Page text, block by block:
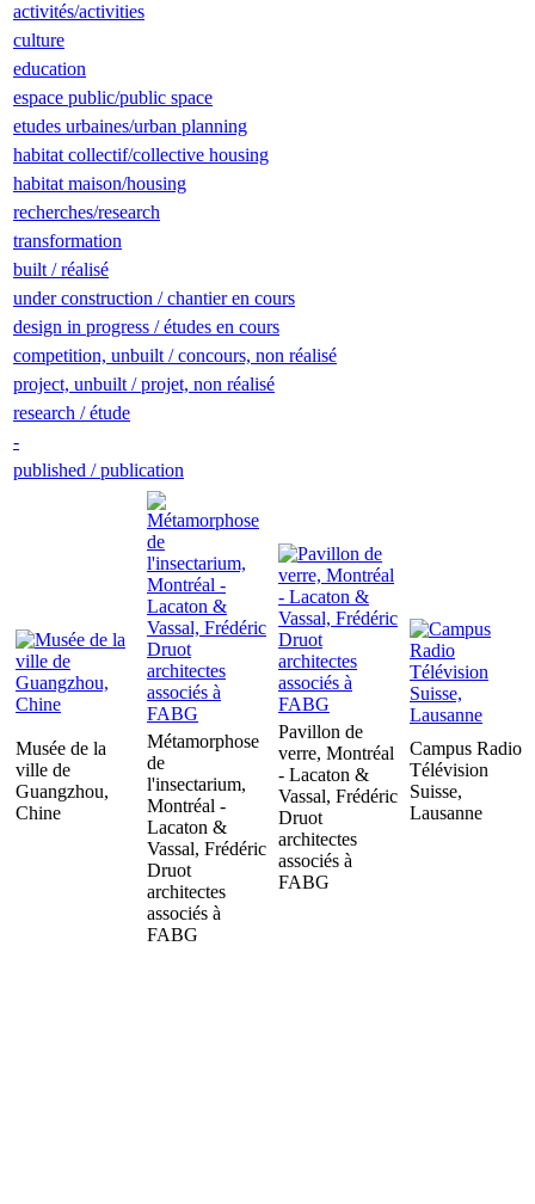
activités/activities
culture
education
espace public/public space
etudes urbaines/urban planning
habitat collectif/collective housing
habitat maison/housing
recherches/research
transformation
built / réalisé
under construction / chantier en cours
design in progress / études en cours
competition, unbuilt / concours, non réalisé
project, unbuilt / projet, non réalisé
research / étude
-
published / publication
Musée de la
ville de
Guangzhou,
Chine
Métamorphose
de
l'insectarium,
Montréal -
Lacaton &
Vassal, Frédéric
Druot
architectes
associés à
FABG
Pavillon de
verre, Montréal
- Lacaton &
Vassal, Frédéric
Druot
architectes
associés à
FABG
Campus Radio
Télévision
Suisse,
Lausanne